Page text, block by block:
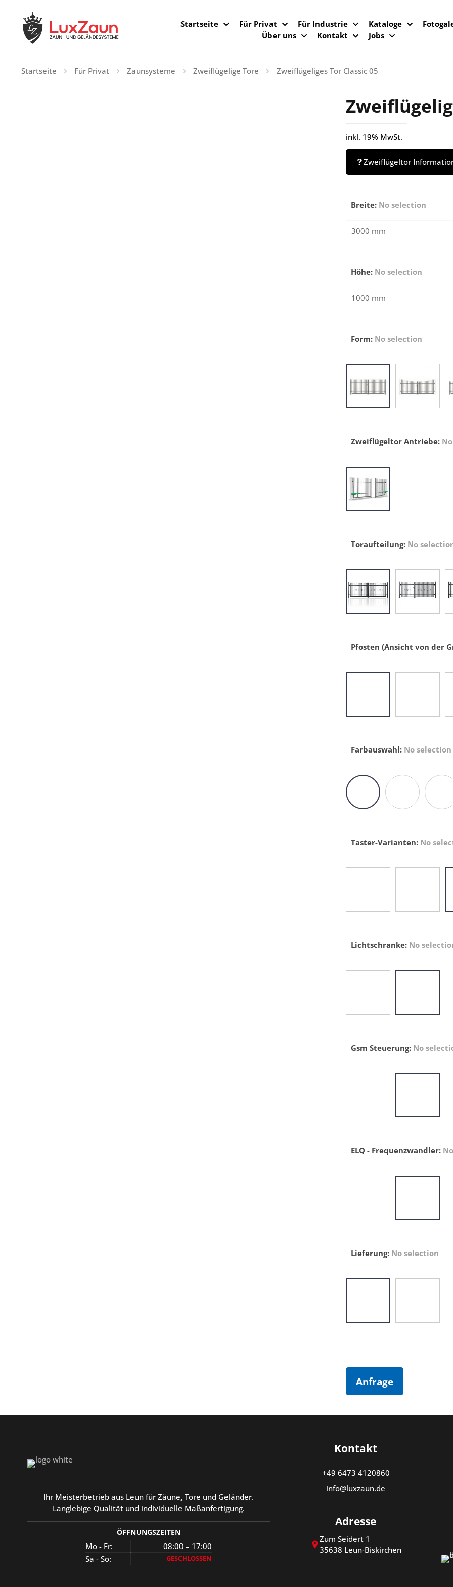
Startseite Für Privat Für Industrie Kataloge
Über uns
Kontakt Jobs
Startseite Für Privat Zaunsysteme Zweiflügelige Tore Zweiflügeliges Tor Classic 05
inkl. 19% MwSt.
Zweiflügeltor
Breite: No selection
Höhe: No selection
Form: No selection
Zweiflügeltor Antriebe:
Toraufteilung: No
Pfosten (Ansicht von der
Farbauswahl: No selection
Taster-Varianten: No
Lichtschranke: No
Gsm Steuerung: No
ELQ - Frequenzwandler:
Lieferung: No selection
Anfrage
Ihr Meisterbetrieb aus Leun für Zäune, Tore und Geländer.
Langlebige Qualität und individuelle Maßanfertigung.
ÖFFNUNGSZEITEN
Mo - Fr:
08:00 – 17:00
Sa - So:
GESCHLOSSEN
Kontakt
+49 6473 4120860
info@luxzaun.de
Adresse
Zum Seidert 1
35638 Leun-Biskirchen